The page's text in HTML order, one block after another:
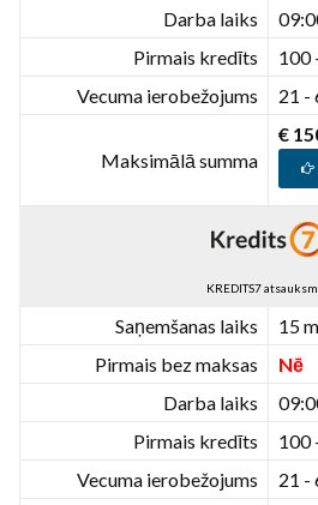
Darba laiks
Pirmais kredīts
100
Vecuma ierobežojums
21 -
Maksimālā summa
€
KREDITS7
Saņemšanas laiks
15
Pirmais bez maksas
Nē
Darba laiks
Pirmais kredīts
100
Vecuma ierobežojums
21 -